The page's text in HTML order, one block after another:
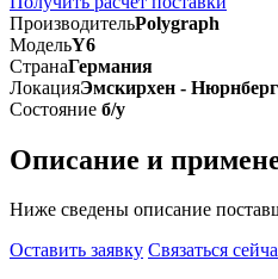
ПроизводительPolygraph
МодельY6
СтранаГермания
ЛокацияЭмскирхен - Нюрнберг
Состояние б/у
Описание и
Ниже сведены описание
Оставить заявку Связаться